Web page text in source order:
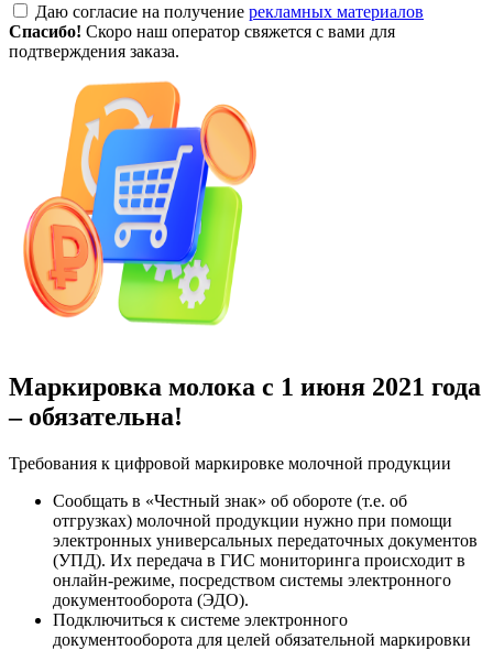
Даю согласие на получение рекламных материалов
Спасибо! Скоро наш оператор свяжется с вами для
подтверждения заказа.
Маркировка молока с 1 июня 2021 года
– обязательна!
Требования к цифровой маркировке молочной продукции
Сообщать в «Честный знак» об обороте (т.е. об
отгрузках) молочной продукции нужно при помощи
электронных универсальных передаточных документов
(УПД). Их передача в ГИС мониторинга происходит в
онлайн-режиме, посредством системы электронного
документооборота (ЭДО).
Подключиться к системе электронного
документооборота для целей обязательной маркировки